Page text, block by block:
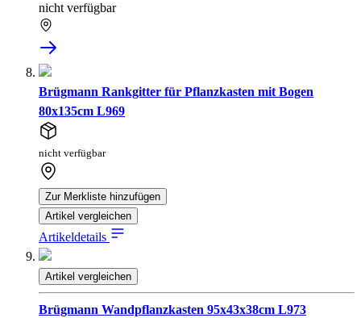
nicht verfügbar
Brügmann Rankgitter für Pflanzkasten mit Bogen
80x135cm L969
nicht verfügbar
Zur Merkliste hinzufügen
Artikel vergleichen
Artikeldetails
Artikel vergleichen
Brügmann Wandpflanzkasten 95x43x38cm L973